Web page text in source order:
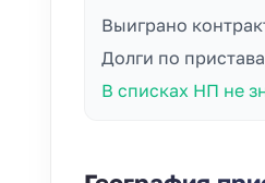
Выиграно
Долги по
В списках НП не